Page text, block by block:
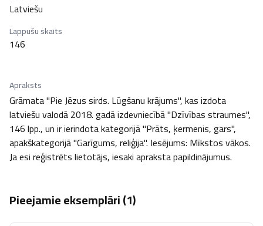
Latviešu
Lappušu skaits
146
Apraksts
Grāmata "Pie Jēzus sirds. Lūgšanu krājums", kas izdota
latviešu valodā 2018. gadā izdevniecībā "Dzīvības straumes",
146 lpp., un ir ierindota kategorijā "Prāts, ķermenis, gars",
apakškategorijā "Garīgums, reliģija". Iesējums: Mīkstos vākos.
Ja esi reģistrēts lietotājs, iesaki apraksta papildinājumus.
Pieejamie eksemplāri (1)